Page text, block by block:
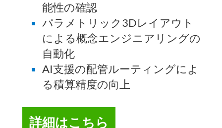
能性の確認
パラメトリック3Dレイアウト
による概念エンジニアリングの
自動化
AI支援の配管ルーティングによ
る積算精度の向上
詳細はこちら